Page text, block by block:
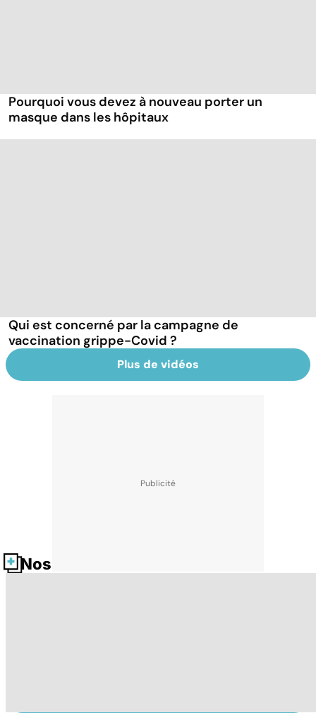
Pourquoi vous devez à nouveau porter un
masque dans les hôpitaux
Qui est concerné par la campagne de
vaccination grippe-Covid ?
Plus de vidéos
Nos fiches santé